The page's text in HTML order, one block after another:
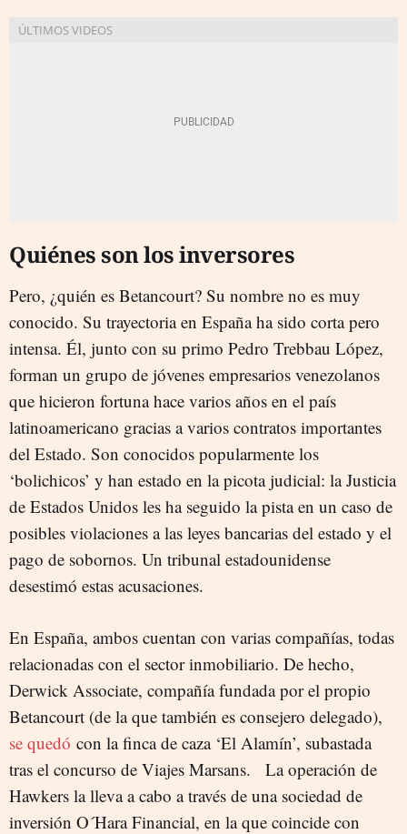
Quiénes son los inversores
Pero, ¿quién es Betancourt? Su nombre no es muy
conocido. Su trayectoria en España ha sido corta pero
intensa. Él, junto con su primo Pedro Trebbau López,
forman un grupo de jóvenes empresarios venezolanos
que hicieron fortuna hace varios años en el país
latinoamericano gracias a varios contratos importantes
del Estado. Son conocidos popularmente los
‘bolichicos’ y han estado en la picota judicial: la Justicia
de Estados Unidos les ha seguido la pista en un caso de
posibles violaciones a las leyes bancarias del estado y el
pago de sobornos. Un tribunal estadounidense
desestimó estas acusaciones.
En España, ambos cuentan con varias compañías, todas
relacionadas con el sector inmobiliario. De hecho,
Derwick Associate, compañía fundada por el propio
Betancourt (de la que también es consejero delegado),
se quedó con la finca de caza ‘El Alamín’, subastada
tras el concurso de Viajes Marsans. La operación de
Hawkers la lleva a cabo a través de una sociedad de
inversión O´Hara Financial, en la que coincide con